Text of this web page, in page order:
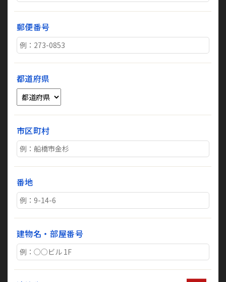
郵便番号
都道府県
市区町村
番地
建物名・部屋番号